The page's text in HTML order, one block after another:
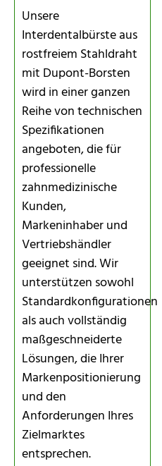
Unsere
Interdentalbürste aus
rostfreiem Stahldraht
mit Dupont-Borsten
wird in einer ganzen
Reihe von technischen
Spezifikationen
angeboten, die für
professionelle
zahnmedizinische
Kunden,
Markeninhaber und
Vertriebshändler
geeignet sind. Wir
unterstützen sowohl
Standardkonfigurationen
als auch vollständig
maßgeschneiderte
Lösungen, die Ihrer
Markenpositionierung
und den
Anforderungen Ihres
Zielmarktes
entsprechen.